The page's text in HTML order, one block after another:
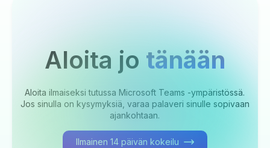
Aloita jo tänään
Aloita ilmaiseksi tutussa Microsoft Teams -ympäristössä.
Jos sinulla on kysymyksiä, varaa palaveri sinulle sopivaan
ajankohtaan.
Ilmainen 14 päivän kokeilu